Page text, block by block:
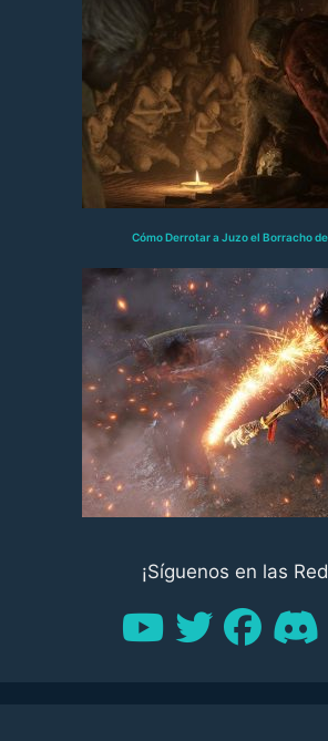
Cómo Derrotar a Juzo el Borracho
¡Síguenos en las